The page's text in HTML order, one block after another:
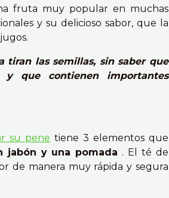
fruta muy popular en muchas
y su delicioso sabor, que la
tiran las semillas, sin saber que
que contienen importantes
su pene tiene 3 elementos que
jabón y una pomada . El té de
de manera muy rápida y segura